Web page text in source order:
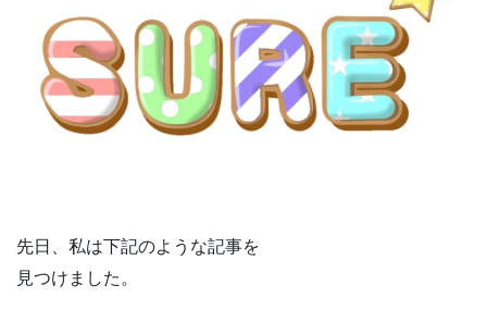
先日、私は下記のような記事を
見つけました。